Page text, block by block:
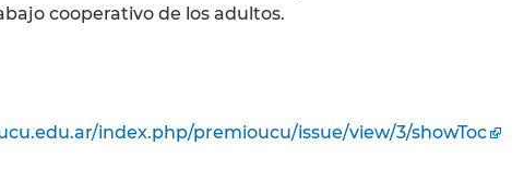
cooperativo de los adultos.
index.php/premioucu/issue/view/3/showToc